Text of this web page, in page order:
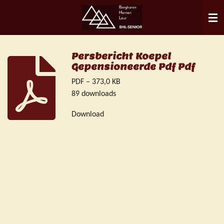
naar
hoofdinhoud
Persbericht Koepel
Gepensioneerde Pdf Pdf
PDF – 373,0 KB
89 downloads
Download